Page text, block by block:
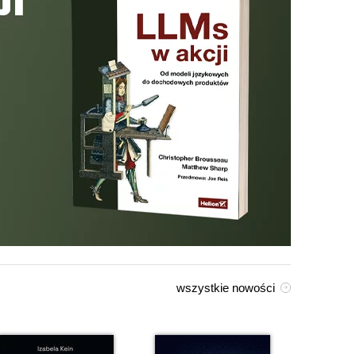
wszystkie nowości